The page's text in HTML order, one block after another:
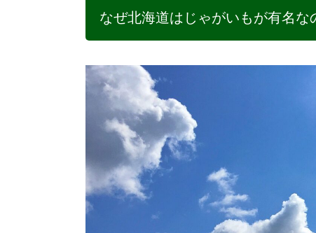
なぜ北海道はじゃがいもが有名な